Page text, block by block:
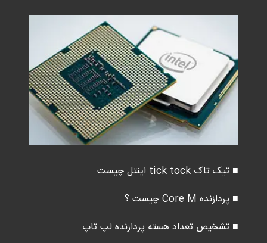
■ تیک تاک tick tock اینتل چیست
■ پردازنده Core M چیست ؟
■ تشخیص تعداد هسته پردازنده لپ تاپ